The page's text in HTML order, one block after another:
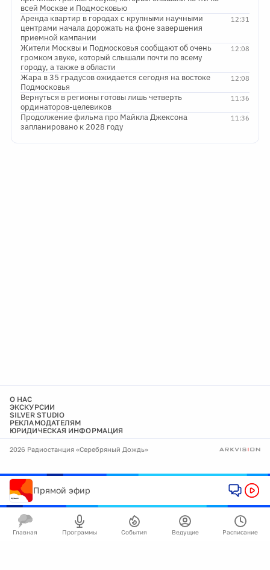
всей Москве и Подмосковью
12:31
Аренда квартир в городах с крупными научными
центрами начала дорожать на фоне завершения
приемной кампании
12:08
Жители Москвы и Подмосковья сообщают об очень
громком звуке, который слышали почти по всему
городу, а также в области
12:08
Жара в 35 градусов ожидается сегодня на востоке
Подмосковья
11:36
Вернуться в регионы готовы лишь четверть
ординаторов-целевиков
11:36
Продолжение фильма про Майкла Джексона
запланировано к 2028 году
О НАС
ЭКСКУРСИИ
SILVER STUDIO
РЕКЛАМОДАТЕЛЯМ
ЮРИДИЧЕСКАЯ ИНФОРМАЦИЯ
2026 Радиостанция «Серебряный Дождь»
Прямой эфир
Главная Программы События Ведущие Расписание